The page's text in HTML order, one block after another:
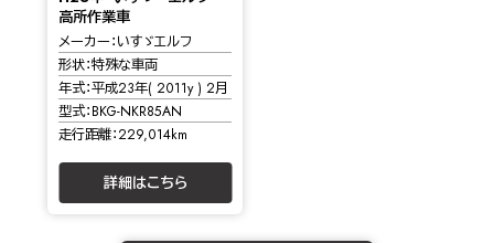
高所作業車
メーカー いすゞエルフ
形状 特殊な車両
年式 平成23年( 2011y ) 2月
型式 BKG-NKR85AN
走行距離 229,014km
詳細はこちら